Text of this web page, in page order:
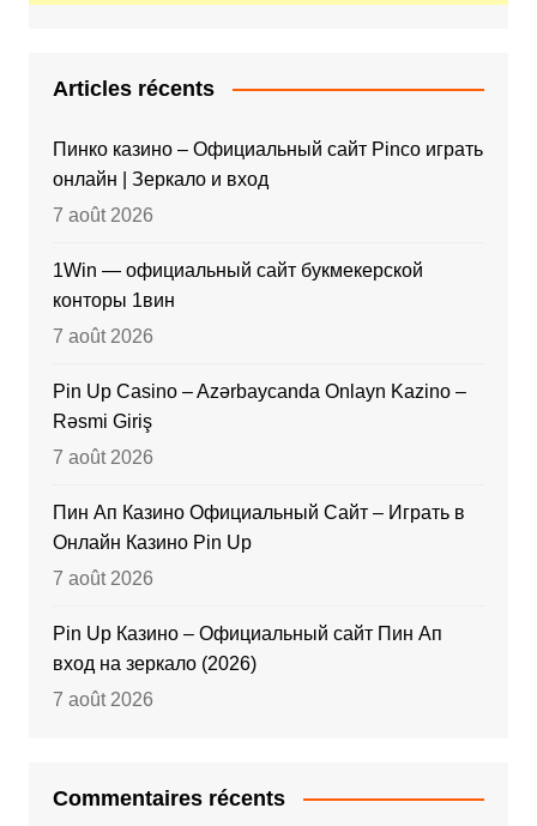
Articles récents
Пинко казино – Официальный сайт Pinco играть
онлайн | Зеркало и вход
7 août 2026
1Win — официальный сайт букмекерской
конторы 1вин
7 août 2026
Pin Up Casino – Azərbaycanda Onlayn Kazino –
Rəsmi Giriş
7 août 2026
Пин Ап Казино Официальный Сайт – Играть в
Онлайн Казино Pin Up
7 août 2026
Pin Up Казино – Официальный сайт Пин Ап
вход на зеркало (2026)
7 août 2026
Commentaires récents